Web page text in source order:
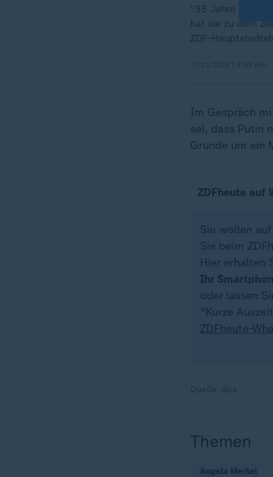
"35 Jahre im
hat sie zu dem
ZDF-
Im Gespräch
sei, dass Putin
Grunde um ein
ZDFheute auf
Sie wollen
Sie beim
Hier erhalten
Ihr
oder lassen
"Kurze
ZDFheute-
Themen
Angela Merkel